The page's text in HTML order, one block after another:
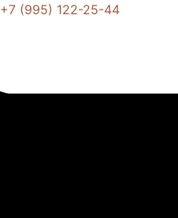
+7 (995) 122-25-44